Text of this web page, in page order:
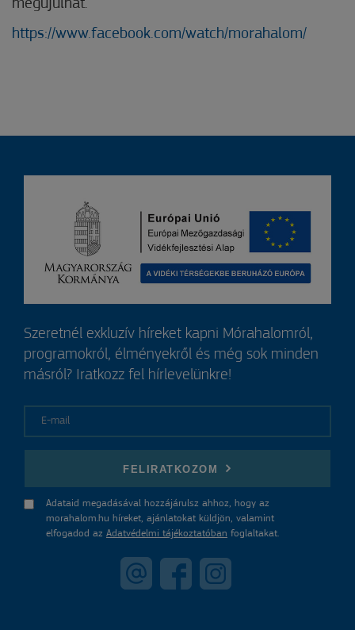
megújulhat.
https://www.facebook.com/watch/morahalom/
Szeretnél exkluzív híreket kapni Mórahalomról,
programokról, élményekről és még sok minden
másról? Iratkozz fel hírlevelünkre!
FELIRATKOZOM
Adataid megadásával hozzájárulsz ahhoz, hogy az
morahalom.hu híreket, ajánlatokat küldjön, valamint
elfogadod az Adatvédelmi tájékoztatóban foglaltakat.